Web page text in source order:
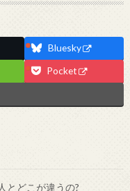
Bluesky
Pocket
とどこが違うの?